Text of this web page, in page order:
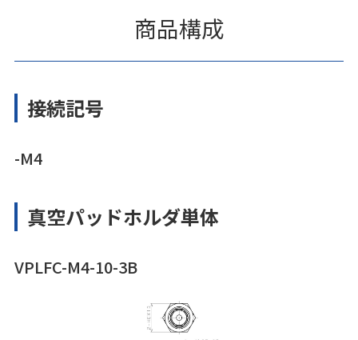
商品構成
接続記号
-M4
真空パッドホルダ単体
VPLFC-M4-10-3B